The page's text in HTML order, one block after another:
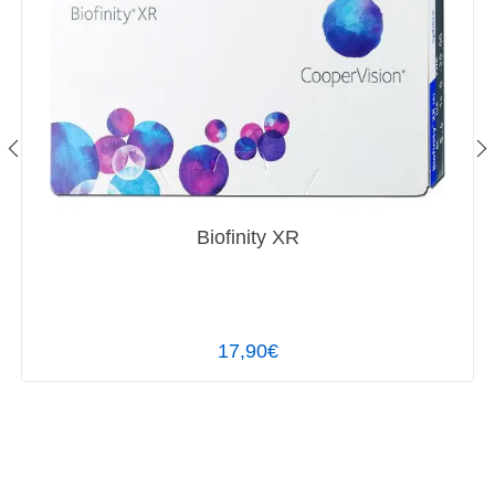
Biofinity XR
17,90€